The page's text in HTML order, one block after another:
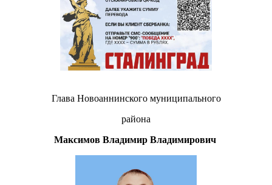
Глава Новоаннинского муниципального
района
Максимов Владимир Владимирович